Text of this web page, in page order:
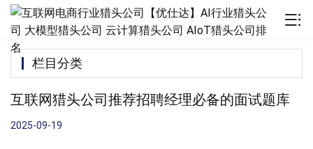
互联网猎头公司推荐招聘经理必备的面试题库
2025-09-19
栏目分类